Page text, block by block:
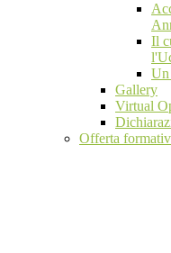
Il
Un
Gallery
Virtual
Offerta